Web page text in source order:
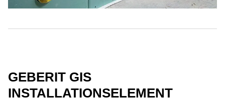
GEBERIT GIS
INSTALLATIONSELEMENT